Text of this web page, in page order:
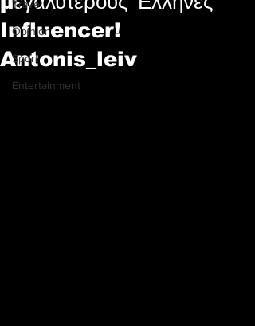
Travel
Opinion
Sport
Entertainment
Influencer!
Antonis_leiv